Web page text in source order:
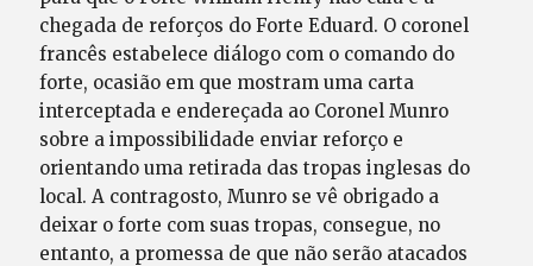
chegada de reforços do Forte Eduard. O coronel
francês estabelece diálogo com o comando do
forte, ocasião em que mostram uma carta
interceptada e endereçada ao Coronel Munro
sobre a impossibilidade enviar reforço e
orientando uma retirada das tropas inglesas do
local. A contragosto, Munro se vê obrigado a
deixar o forte com suas tropas, consegue, no
entanto, a promessa de que não serão atacados